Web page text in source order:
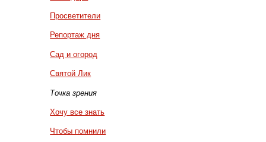
Просветители
Репортаж дня
Сад и огород
Святой Лик
Точка зрения
Хочу все знать
Чтобы помнили